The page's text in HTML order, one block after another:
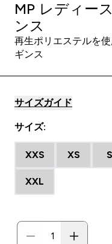
MP レディー
ンス
再生ポリエステルを
ギンス
サイズガイド
サイズ:
XXS XS S
XXL